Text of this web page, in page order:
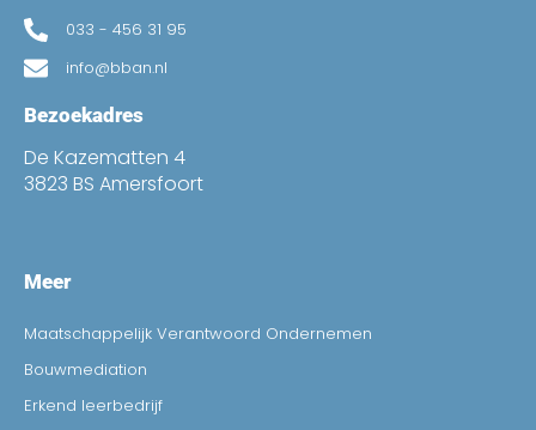
033 - 456 31 95
info@bban.nl
Bezoekadres
De Kazematten 4
3823 BS Amersfoort
Meer
Maatschappelijk Verantwoord Ondernemen
Bouwmediation
Erkend leerbedrijf